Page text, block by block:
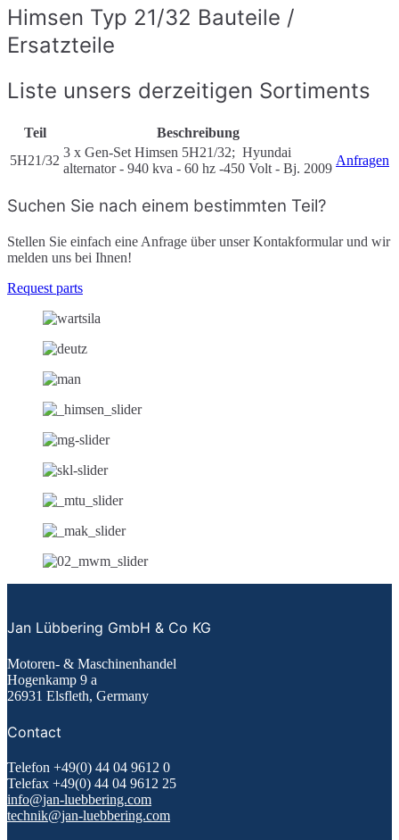
Himsen Typ 21/32 Bauteile /
Ersatzteile
Liste unsers derzeitigen Sortiments
Teil
Beschreibung
5H21/32
3 x Gen-Set Himsen 5H21/32; Hyundai
alternator - 940 kva - 60 hz -450 Volt - Bj. 2009
Anfragen
Suchen Sie nach einem bestimmten Teil?
Stellen Sie einfach eine Anfrage über unser Kontakformular und wir
melden uns bei Ihnen!
Request parts
Jan Lübbering GmbH & Co KG
Motoren- & Maschinenhandel
Hogenkamp 9 a
26931 Elsfleth, Germany
Contact
Telefon +49(0) 44 04 9612 0
Telefax +49(0) 44 04 9612 25
info@jan-luebbering.com
technik@jan-luebbering.com